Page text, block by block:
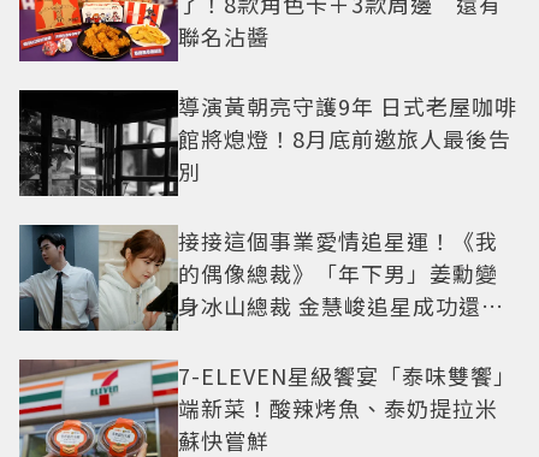
聯名沾醬
導演黃朝亮守護9年 日式老屋咖啡
館將熄燈！8月底前邀旅人最後告
別
接接這個事業愛情追星運！《我
的偶像總裁》「年下男」姜勳變
身冰山總裁 金慧峻追星成功還偶
7-ELEVEN星級饗宴「泰味雙饗」
端新菜！酸辣烤魚、泰奶提拉米
蘇快嘗鮮